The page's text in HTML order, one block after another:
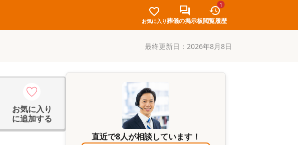
お気に入り葬儀の掲示板
1
閲覧履歴
最終更新日： 2026年8月8日
お気に入り
に追加する
直近で8人が相談しています！